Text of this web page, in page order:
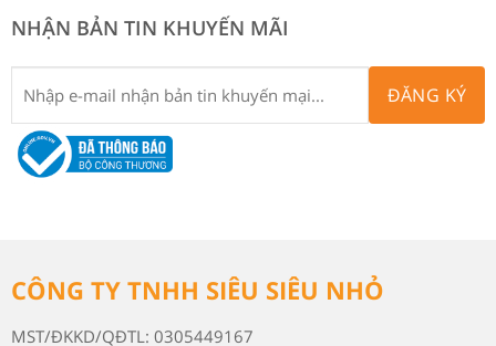
NHẬN BẢN TIN KHUYẾN MÃI
ĐĂNG KÝ
CÔNG TY TNHH SIÊU SIÊU NHỎ
MST/ĐKKD/QĐTL: 0305449167